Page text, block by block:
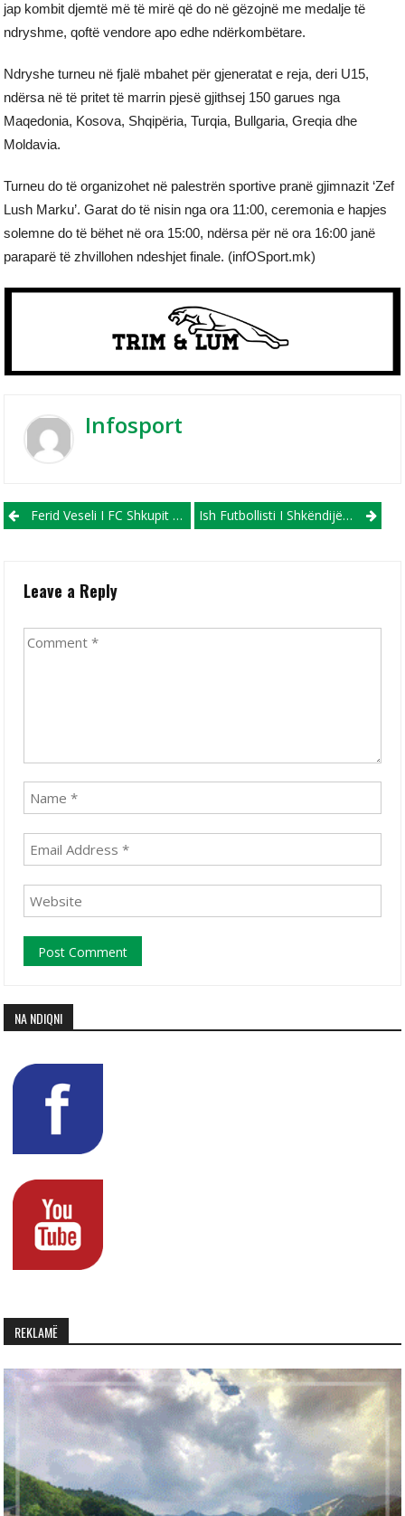
jap kombit djemtë më të mirë që do në gëzojnë me medalje të
ndryshme, qoftë vendore apo edhe ndërkombëtare.
Ndryshe turneu në fjalë mbahet për gjeneratat e reja, deri U15,
ndërsa në të pritet të marrin pjesë gjithsej 150 garues nga
Maqedonia, Kosova, Shqipëria, Turqia, Bullgaria, Greqia dhe
Moldavia.
Turneu do të organizohet në palestrën sportive pranë gjimnazit ‘Zef
Lush Marku’. Garat do të nisin nga ora 11:00, ceremonia e hapjes
solemne do të bëhet në ora 15:00, ndërsa për në ora 16:00 janë
paraparë të zhvillohen ndeshjet finale. (infOSport.mk)
Infosport
Post navigation
Ferid Veseli I FC Shkupit Përfundon Me Sukses Kursin Pilot UEFA B Fitness Coach Ish Futbollisti I Shkëndijës Transferohet Te Vardari!
Leave a Reply
NA NDIQNI
REKLAMË